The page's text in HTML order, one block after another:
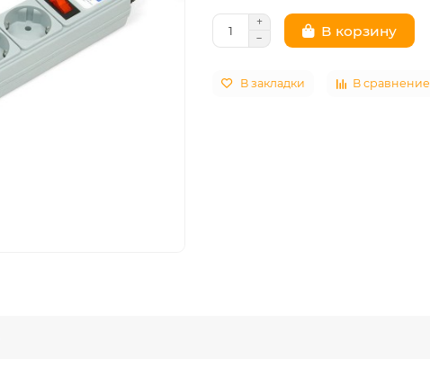
В корзину
В закладки В сравнение